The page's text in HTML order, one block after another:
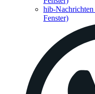
hib-Nachrichten
Fenster)